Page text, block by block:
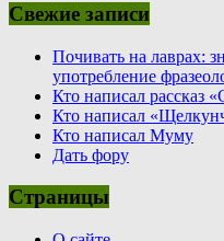
Свежие записи
Почивать на лаврах:
употребление
Кто написал рассказ
Кто написал
Кто написал Муму
Дать фору
Страницы